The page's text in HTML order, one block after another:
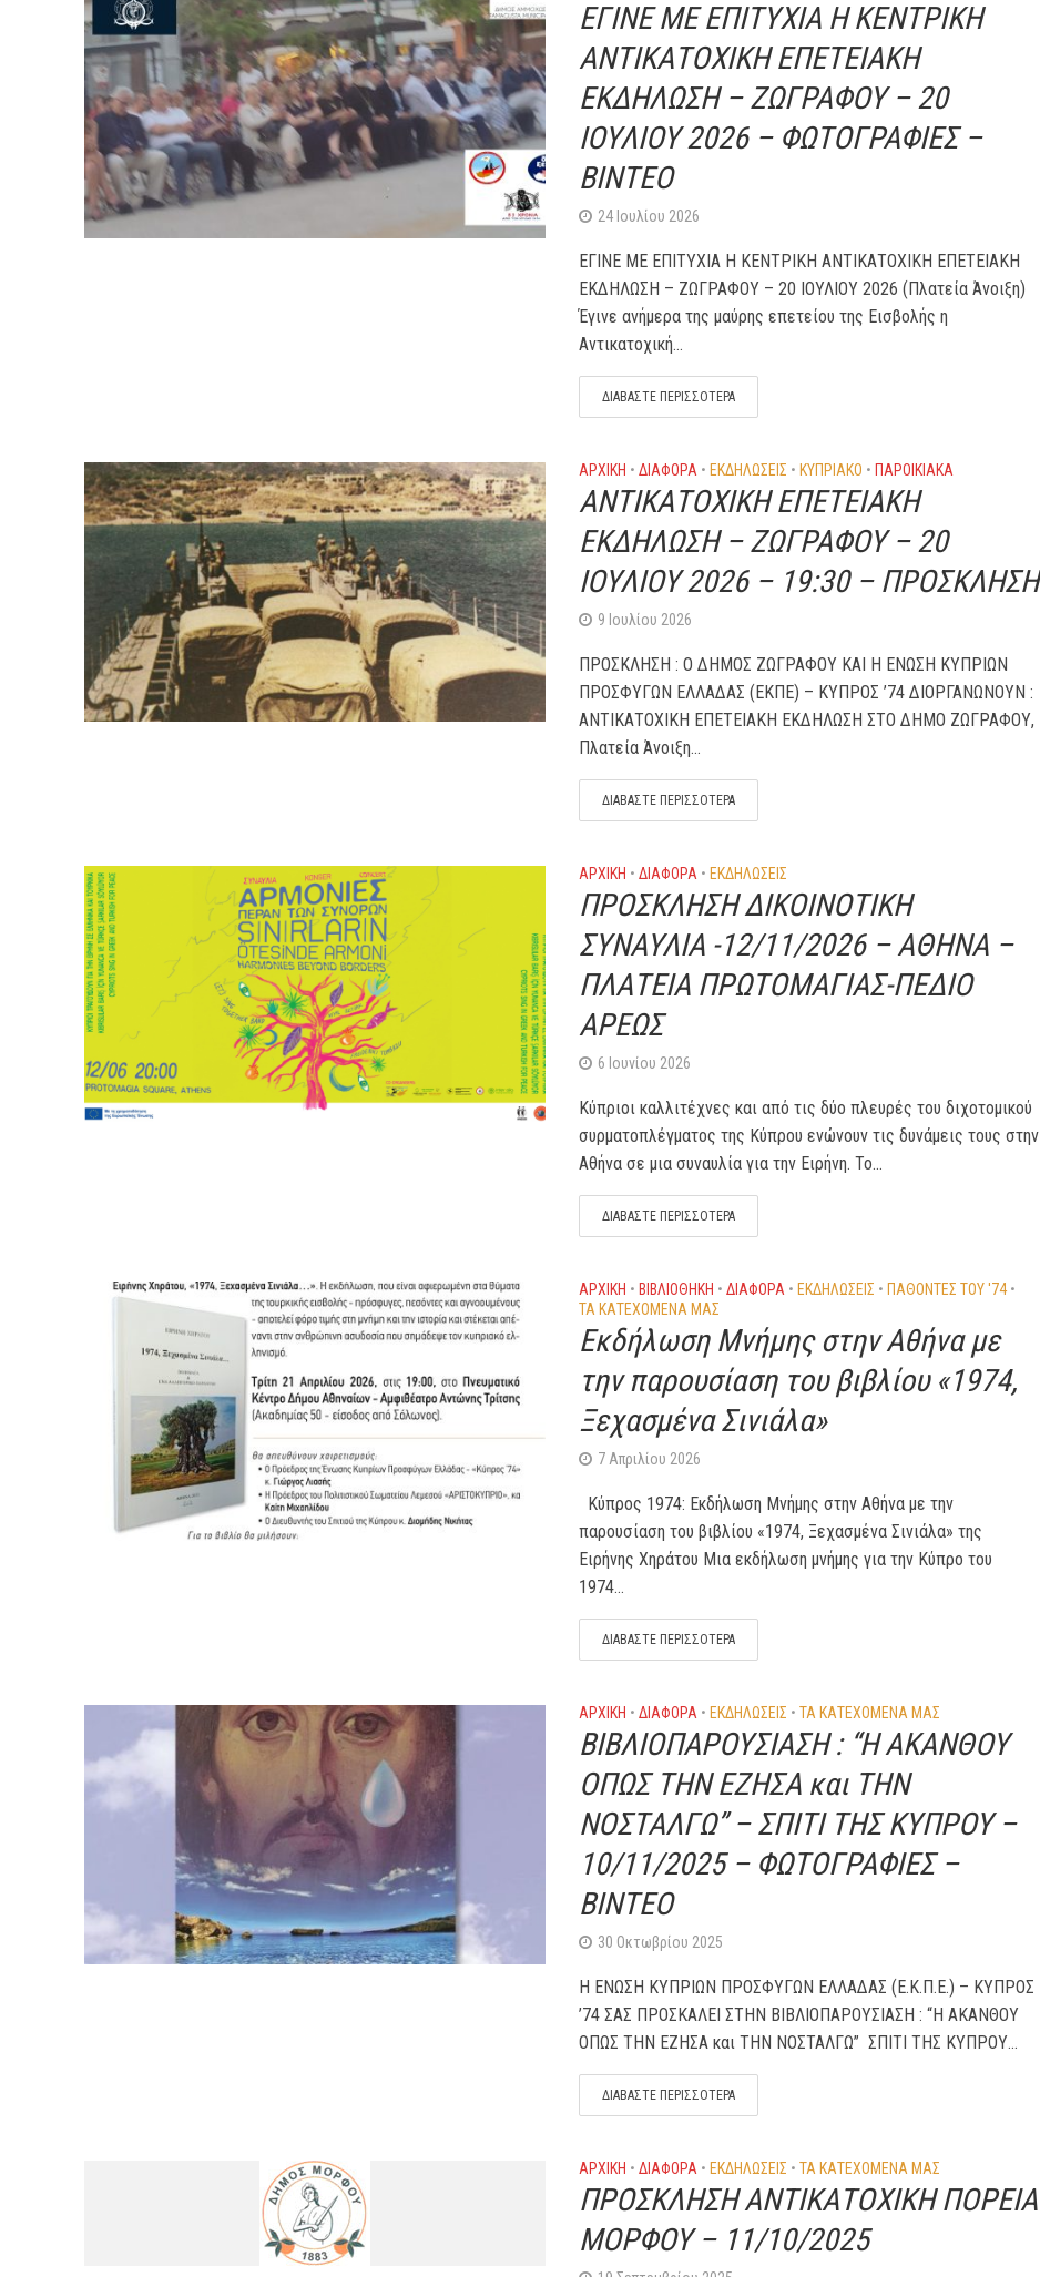
ΕΓΙΝΕ ΜΕ ΕΠΙΤΥΧΙΑ Η ΚΕΝΤΡΙΚΗ
ΑΝΤΙΚΑΤΟΧΙΚΗ ΕΠΕΤΕΙΑΚΗ
ΕΚΔΗΛΩΣΗ – ΖΩΓΡΑΦΟΥ – 20
ΙΟΥΛΙΟΥ 2026 – ΦΩΤΟΓΡΑΦΙΕΣ –
ΒΙΝΤΕΟ
24 Ιουλίου 2026
ΕΓΙΝΕ ΜΕ ΕΠΙΤΥΧΙΑ Η ΚΕΝΤΡΙΚΗ ΑΝΤΙΚΑΤΟΧΙΚΗ ΕΠΕΤΕΙΑΚΗ
ΕΚΔΗΛΩΣΗ – ΖΩΓΡΑΦΟΥ – 20 ΙΟΥΛΙΟΥ 2026 (Πλατεία Άνοιξη)
Έγινε ανήμερα της μαύρης επετείου της Εισβολής η
Αντικατοχική...
ΔΙΑΒΆΣΤΕ ΠΕΡΙΣΣΌΤΕΡΑ
ΑΡΧΙΚΗ • ΔΙΆΦΟΡΑ • ΕΚΔΗΛΏΣΕΙΣ • ΚΥΠΡΙΑΚΌ • ΠΑΡΟΙΚΙΑΚΑ
ΑΝΤΙΚΑΤΟΧΙΚΗ ΕΠΕΤΕΙΑΚΗ
ΕΚΔΗΛΩΣΗ – ΖΩΓΡΑΦΟΥ – 20
ΙΟΥΛΙΟΥ 2026 – 19:30 – ΠΡΟΣΚΛΗΣΗ
9 Ιουλίου 2026
ΠΡΟΣΚΛΗΣΗ : Ο ΔΗΜΟΣ ΖΩΓΡΑΦΟΥ ΚΑΙ Η ΕΝΩΣΗ ΚΥΠΡΙΩΝ
ΠΡΟΣΦΥΓΩΝ ΕΛΛΑΔΑΣ (ΕΚΠΕ) – ΚΥΠΡΟΣ ’74 ΔΙΟΡΓΑΝΩΝΟΥΝ :
ΑΝΤΙΚΑΤΟΧΙΚΗ ΕΠΕΤΕΙΑΚΗ ΕΚΔΗΛΩΣΗ ΣΤΟ ΔΗΜΟ ΖΩΓΡΑΦΟΥ,
Πλατεία Άνοιξη...
ΔΙΑΒΆΣΤΕ ΠΕΡΙΣΣΌΤΕΡΑ
ΑΡΧΙΚΗ • ΔΙΆΦΟΡΑ • ΕΚΔΗΛΏΣΕΙΣ
ΠΡΟΣΚΛΗΣΗ ΔΙΚΟΙΝΟΤΙΚΗ
ΣΥΝΑΥΛΙΑ -12/11/2026 – ΑΘΗΝΑ –
ΠΛΑΤΕΙΑ ΠΡΩΤΟΜΑΓΙΑΣ-ΠΕΔΙΟ
ΑΡΕΩΣ
6 Ιουνίου 2026
Κύπριοι καλλιτέχνες και από τις δύο πλευρές του διχοτομικού
συρματοπλέγματος της Κύπρου ενώνουν τις δυνάμεις τους στην
Αθήνα σε μια συναυλία για την Ειρήνη. Το...
ΔΙΑΒΆΣΤΕ ΠΕΡΙΣΣΌΤΕΡΑ
ΑΡΧΙΚΗ • ΒΙΒΛΙΟΘΉΚΗ • ΔΙΆΦΟΡΑ • ΕΚΔΗΛΏΣΕΙΣ • ΠΑΘΌΝΤΕΣ ΤΟΥ '74 •
ΤΑ ΚΑΤΕΧΌΜΕΝΑ ΜΑΣ
Εκδήλωση Μνήμης στην Αθήνα με
την παρουσίαση του βιβλίου «1974,
Ξεχασμένα Σινιάλα»
7 Απριλίου 2026
Κύπρος 1974: Εκδήλωση Μνήμης στην Αθήνα με την
παρουσίαση του βιβλίου «1974, Ξεχασμένα Σινιάλα» της
Ειρήνης Χηράτου Μια εκδήλωση μνήμης για την Κύπρο του
1974...
ΔΙΑΒΆΣΤΕ ΠΕΡΙΣΣΌΤΕΡΑ
ΑΡΧΙΚΗ • ΔΙΆΦΟΡΑ • ΕΚΔΗΛΏΣΕΙΣ • ΤΑ ΚΑΤΕΧΌΜΕΝΑ ΜΑΣ
ΒΙΒΛΙΟΠΑΡΟΥΣΙΑΣΗ : “Η ΑΚΑΝΘΟΥ
ΟΠΩΣ ΤΗΝ ΕΖΗΣΑ και ΤΗΝ
ΝΟΣΤΑΛΓΩ” – ΣΠΙΤΙ ΤΗΣ ΚΥΠΡΟΥ –
10/11/2025 – ΦΩΤΟΓΡΑΦΙΕΣ –
ΒΙΝΤΕΟ
30 Οκτωβρίου 2025
Η ΕΝΩΣΗ ΚΥΠΡΙΩΝ ΠΡΟΣΦΥΓΩΝ ΕΛΛΑΔΑΣ (Ε.Κ.Π.Ε.) – ΚΥΠΡΟΣ
’74 ΣΑΣ ΠΡΟΣΚΑΛΕΙ ΣΤΗΝ ΒΙΒΛΙΟΠΑΡΟΥΣΙΑΣΗ : “Η ΑΚΑΝΘΟΥ
ΟΠΩΣ ΤΗΝ ΕΖΗΣΑ και ΤΗΝ ΝΟΣΤΑΛΓΩ” ΣΠΙΤΙ ΤΗΣ ΚΥΠΡΟΥ...
ΔΙΑΒΆΣΤΕ ΠΕΡΙΣΣΌΤΕΡΑ
ΑΡΧΙΚΗ • ΔΙΆΦΟΡΑ • ΕΚΔΗΛΏΣΕΙΣ • ΤΑ ΚΑΤΕΧΌΜΕΝΑ ΜΑΣ
ΠΡΟΣΚΛΗΣΗ ΑΝΤΙΚΑΤΟΧΙΚΗ ΠΟΡΕΙΑ
ΜΟΡΦΟΥ – 11/10/2025